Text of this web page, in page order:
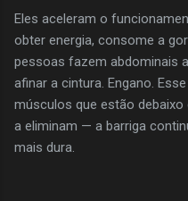
Eles aceleram o
obter energia, consome a
pessoas fazem abdominais
afinar a cintura. Engano.
músculos que estão
a eliminam — a barriga
mais dura.